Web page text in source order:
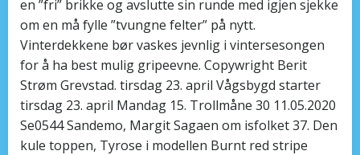
en ”fri” brikke og avslutte sin runde med igjen sjekke
om en må fylle ”tvungne felter” på nytt.
Vinterdekkene bør vaskes jevnlig i vintersesongen
for å ha best mulig gripeevne. Copywright Berit
Strøm Grevstad. tirsdag 23. april Vågsbygd starter
tirsdag 23. april Mandag 15. Trollmåne 30 11.05.2020
Se0544 Sandemo, Margit Sagaen om isfolket 37. Den
kule toppen, Tyrose i modellen Burnt red stripe